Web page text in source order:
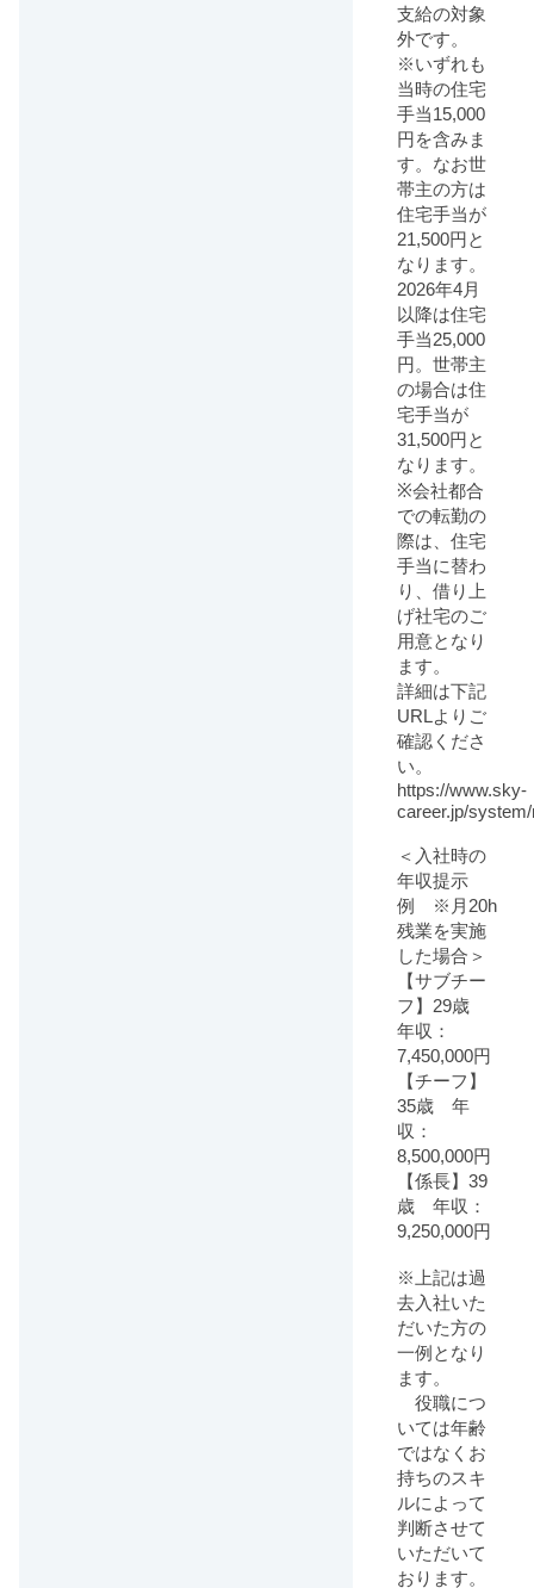
支給の対象
外です。
※いずれも
当時の住宅
手当15,000
円を含みま
す。なお世
帯主の方は
住宅手当が
21,500円と
なります。
2026年4月
以降は住宅
手当25,000
円。世帯主
の場合は住
宅手当が
31,500円と
なります。
※会社都合
での転勤の
際は、住宅
手当に替わ
り、借り上
げ社宅のご
用意となり
ます。
詳細は下記
URLよりご
確認くださ
い。
https://www.sky-
career.jp/
＜入社時の
年収提示
例 ※月20h
残業を実施
した場合＞
【サブチー
フ】29歳
年収：
7,450,000円
【チーフ】
35歳 年
収：
8,500,000円
【係長】39
歳 年収：
9,250,000円
※上記は過
去入社いた
だいた方の
一例となり
ます。
役職につ
いては年齢
ではなくお
持ちのスキ
ルによって
判断させて
いただいて
おります。